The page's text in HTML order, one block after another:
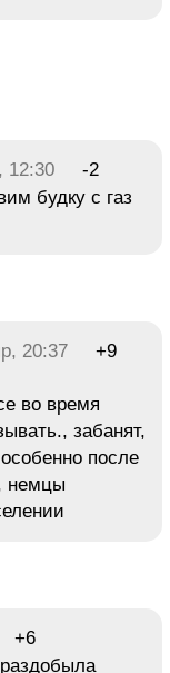
12:30
-2
будку с газ
20:37 +9
во время
забанят,
после
немцы
+6
раздобыла